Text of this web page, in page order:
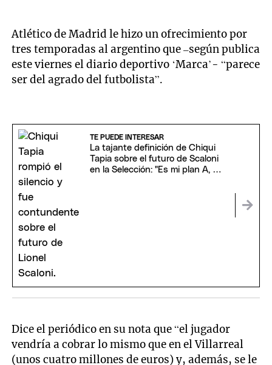
Atlético de Madrid le hizo un ofrecimiento por
tres temporadas al argentino que –según publica
este viernes el diario deportivo ‘Marca’- “parece
ser del agrado del futbolista”.
TE PUEDE INTERESAR
La tajante definición de Chiqui
Tapia sobre el futuro de Scaloni
en la Selección: "Es mi plan A, B y
Dice el periódico en su nota que “el jugador
vendría a cobrar lo mismo que en el Villarreal
(unos cuatro millones de euros) y, además, se le